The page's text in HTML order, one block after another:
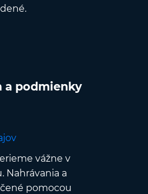
a podmienky
vážne v
Nahrávania a
pomocou